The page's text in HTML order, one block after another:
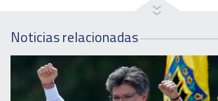
Noticias relacionadas